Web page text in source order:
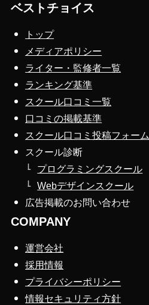
ベストチョイス
トップ
メディアポリシー
ライター・監修者一覧
ランキング基準
スクール口コミ一覧
口コミの掲載基準
スクール口コミ投稿フォーム
スクール診断
プログラミングスクール
Webデザインスクール
広告掲載のお問い合わせ
COMPANY
運営会社
採用情報
プライバシーポリシー
情報セキュリティ方針